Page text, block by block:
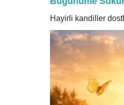
Hayirli kandiller